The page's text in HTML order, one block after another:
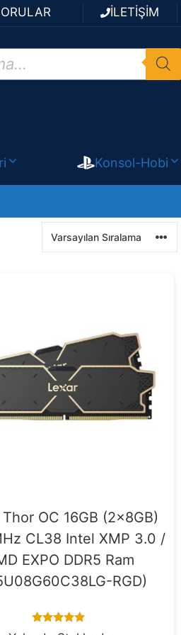
İLETİŞİM
Konsol-Hobi
OC 16GB (2x8GB)
CL38 Intel XMP 3.0 /
EXPO DDR5 Ram
RGD)
5.00